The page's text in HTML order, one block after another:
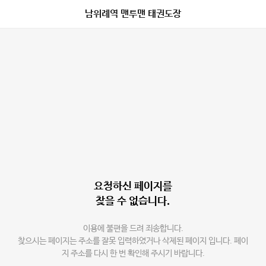
남위례역 맨투맨 태권도장
요청하신 페이지를
찾을 수 없습니다.
이용에 불편을 드려 죄송합니다.
찾으시는 페이지는 주소를 잘못 입력하였거나 삭제된 페이지 입니다. 페이
지 주소를 다시 한 번 확인해 주시기 바랍니다.